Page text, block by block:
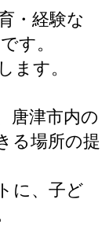
・経験な
す。
ます。
唐津市内の
る場所の提
に、子ど